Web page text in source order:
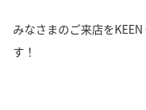
みなさまのご来店を
す！